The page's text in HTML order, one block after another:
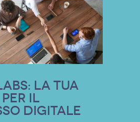
la tua
per il
digitale